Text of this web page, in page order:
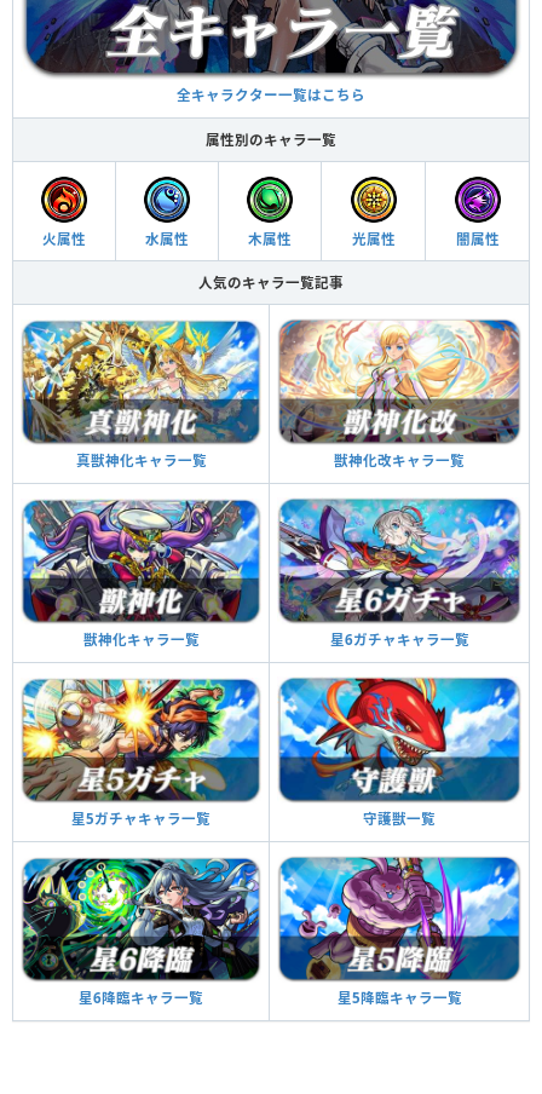
全キャラクター一覧はこちら
属性別のキャラ一覧
火属性 水属性 木属性 光属性 闇属性
人気のキャラ一覧記事
真獣神化キャラ一覧 獣神化改キャラ一覧
獣神化キャラ一覧 星6ガチャキャラ一覧
星5ガチャキャラ一覧 守護獣一覧
星6降臨キャラ一覧 星5降臨キャラ一覧